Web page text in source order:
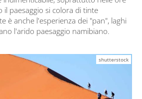
paesaggio si colora di tinte
è anche l'esperienza dei "pan", laghi
l'arido paesaggio namibiano.
shutterstock